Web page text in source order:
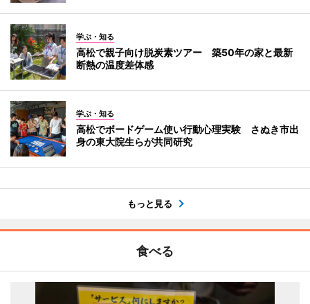
学ぶ・知る
高松で親子向け脱炭素ツアー 築50年の家と最新
断熱の温度差体感
学ぶ・知る
高松でボードゲーム使い行動心理実験 さぬき市出
身の東大院生らが共同研究
もっと見る
食べる